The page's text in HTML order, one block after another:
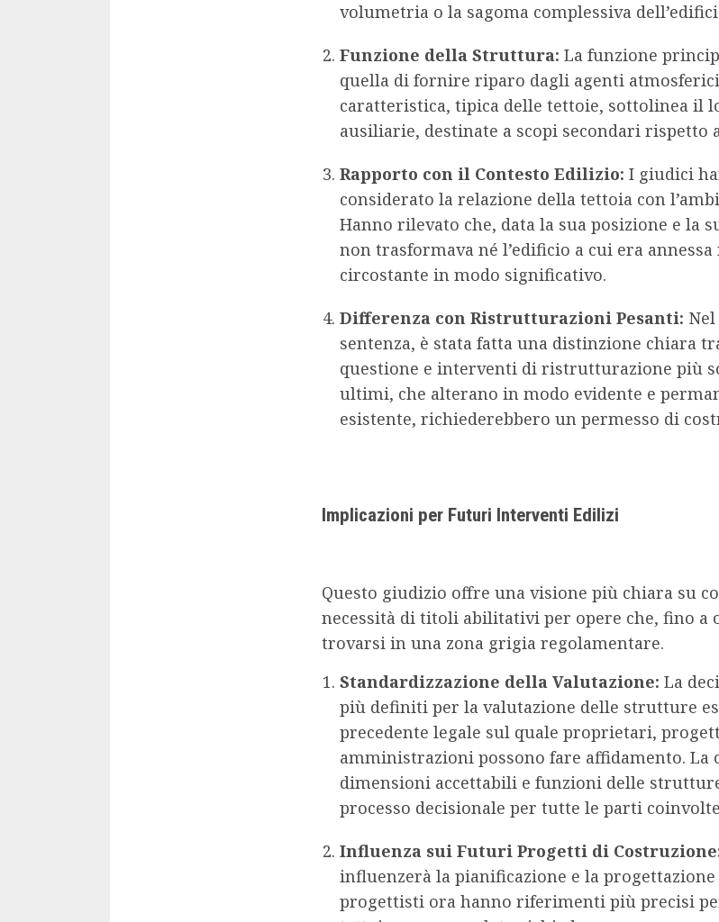
volumetria o la sagoma complessiva
Funzione della Struttura: La funzione
quella di fornire riparo dagli agenti
caratteristica, tipica delle tettoie, sottolinea il
ausiliarie, destinate a scopi secondari rispetto
Rapporto con il Contesto Edilizio: I giudici
considerato la relazione della tettoia con
Hanno rilevato che, data la sua posizione e la
non trasformava né l’edificio a cui era annessa
circostante in modo significativo.
Differenza con Ristrutturazioni Pesanti:
sentenza, è stata fatta una distinzione chiara
questione e interventi di ristrutturazione più
ultimi, che alterano in modo evidente e
esistente, richiederebbero un permesso di
Implicazioni per Futuri Interventi Edilizi
Questo giudizio offre una visione più chiara su
necessità di titoli abilitativi per opere che, fino a
trovarsi in una zona grigia regolamentare.
Standardizzazione della Valutazione: La
più definiti per la valutazione delle strutture
precedente legale sul quale proprietari,
amministrazioni possono fare affidamento. La
dimensioni accettabili e funzioni delle
processo decisionale per tutte le parti
Influenza sui Futuri Progetti di
influenzerà la pianificazione e la
progettisti ora hanno riferimenti più precisi